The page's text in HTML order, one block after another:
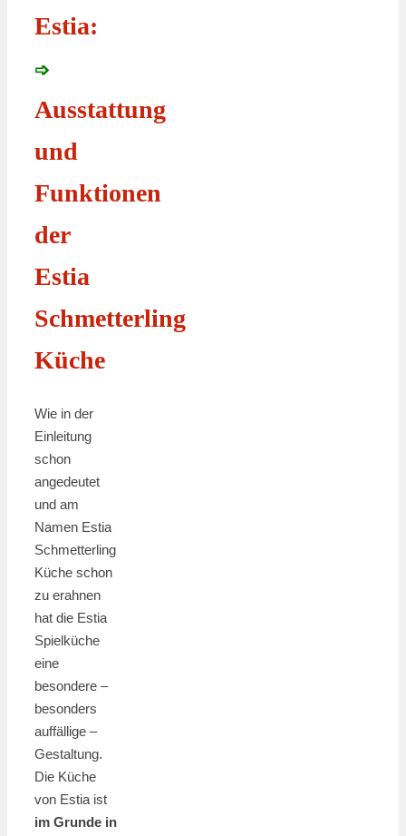
Estia:
➩
Ausstattung
und
Funktionen
der
Estia
Schmetterling
Küche
Wie in der
Einleitung
schon
angedeutet
und am
Namen Estia
Schmetterling
Küche schon
zu erahnen
hat die Estia
Spielküche
eine
besondere –
besonders
auffällige –
Gestaltung.
Die Küche
von Estia ist
im Grunde in